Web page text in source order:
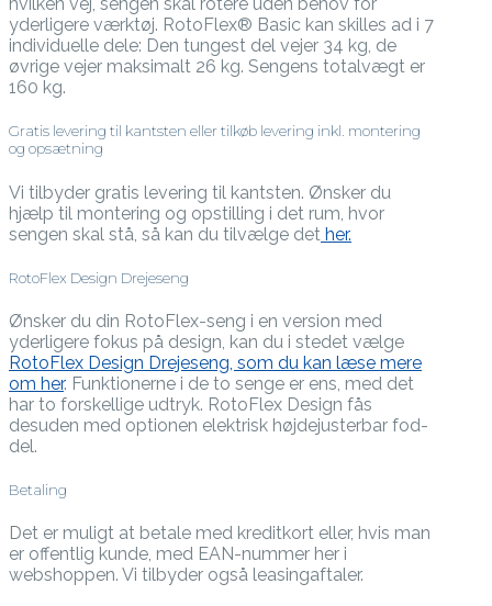
yderligere værktøj. RotoFlex® Basic kan skilles ad i 7
individuelle dele: Den tungest del vejer 34 kg, de
øvrige vejer maksimalt 26 kg. Sengens totalvægt er
160 kg.
Gratis levering til kantsten eller tilkøb levering inkl. montering
og opsætning
Vi tilbyder gratis levering til kantsten. Ønsker du
hjælp til montering og opstilling i det rum, hvor
sengen skal stå, så kan du tilvælge det her.
RotoFlex Design Drejeseng
Ønsker du din RotoFlex-seng i en version med
yderligere fokus på design, kan du i stedet vælge
RotoFlex Design Drejeseng, som du kan læse mere
om her. Funktionerne i de to senge er ens, med det
har to forskellige udtryk. RotoFlex Design fås
desuden med optionen elektrisk højdejusterbar fod-
del.
Betaling
Det er muligt at betale med kreditkort eller, hvis man
er offentlig kunde, med EAN-nummer her i
webshoppen. Vi tilbyder også leasingaftaler.